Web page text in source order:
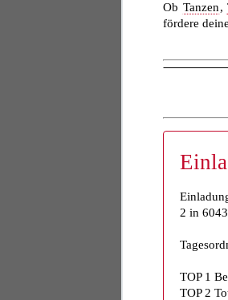
Ob Tanzen,
fördere
2 in
TOP 1
TOP 2